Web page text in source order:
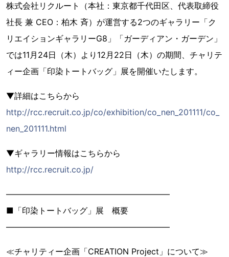
株式会社リクルート（本社：東京都千代田区、代表取締役
社長 兼 CEO：柏木 斉）が運営する2つのギャラリー「ク
リエイションギャラリーG8」「ガーディアン・ガーデン」
では11月24日（木）より12月22日（木）の期間、チャリテ
ィー企画「印染トートバッグ」展を開催いたします。
▼詳細はこちらから
http://rcc.recruit.co.jp/co/exhibition/co_nen_201111/co_
nen_201111.html
▼ギャラリー情報はこちらから
http://rcc.recruit.co.jp/
――――――――――――――――――――
■「印染トートバッグ」展 概要
――――――――――――――――――――
≪チャリティー企画「CREATION Project」について≫